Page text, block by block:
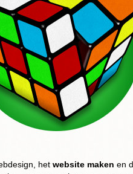
het website maken en